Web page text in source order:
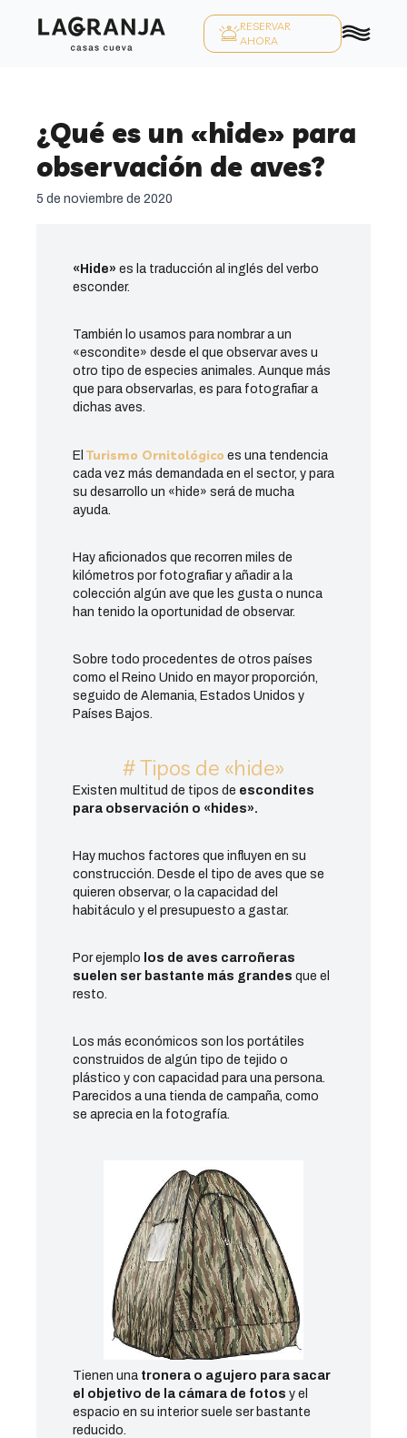
RESERVAR
AHORA
¿Qué es un «hide» para
observación de aves?
5 de noviembre de 2020
«Hide» es la traducción al inglés del verbo
esconder.
También lo usamos para nombrar a un
«escondite» desde el que observar aves u
otro tipo de especies animales. Aunque más
que para observarlas, es para fotografiar a
dichas aves.
El Turismo Ornitológico es una tendencia
cada vez más demandada en el sector, y para
su desarrollo un «hide» será de mucha
ayuda.
Hay aficionados que recorren miles de
kilómetros por fotografiar y añadir a la
colección algún ave que les gusta o nunca
han tenido la oportunidad de observar.
Sobre todo procedentes de otros países
como el Reino Unido en mayor proporción,
seguido de Alemania, Estados Unidos y
Países Bajos.
# Tipos de «hide»
Existen multitud de tipos de escondites
para observación o «hides».
Hay muchos factores que influyen en su
construcción. Desde el tipo de aves que se
quieren observar, o la capacidad del
habitáculo y el presupuesto a gastar.
Por ejemplo los de aves carroñeras
suelen ser bastante más grandes que el
resto.
Los más económicos son los portátiles
construidos de algún tipo de tejido o
plástico y con capacidad para una persona.
Parecidos a una tienda de campaña, como
se aprecia en la fotografía.
Tienen una tronera o agujero para sacar
el objetivo de la cámara de fotos y el
espacio en su interior suele ser bastante
reducido.